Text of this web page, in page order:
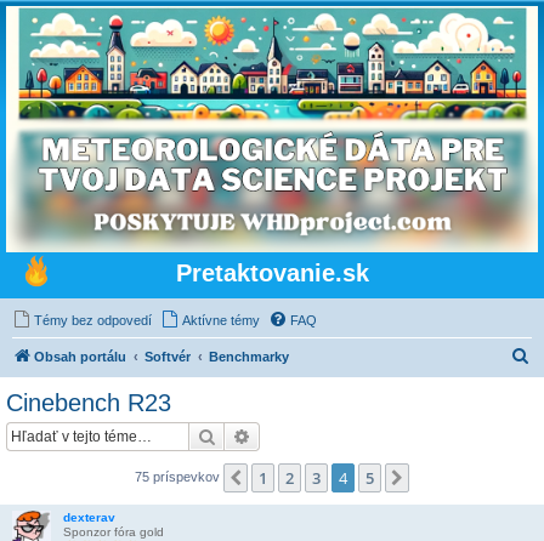
Pretaktovanie.sk
Témy bez odpovedí Aktívne témy FAQ
Obsah portálu Softvér Benchmarky
Cinebench R23
Hľadať
75 príspevkov Predchádzajúci
1 2 3 4 5
dexterav
Sponzor fóra gold